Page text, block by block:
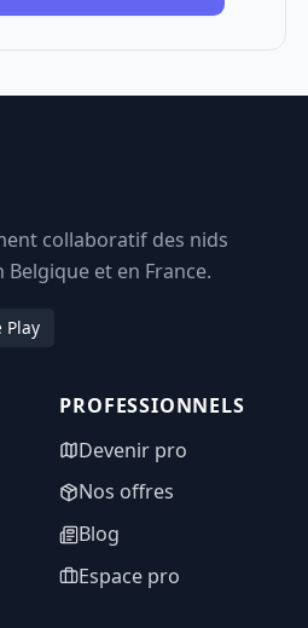
collaboratif des nids
et en France.
Play
PROFESSIONNELS
Devenir pro
Nos offres
Blog
Espace pro